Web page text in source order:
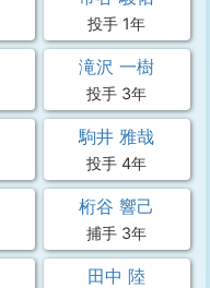
投手 1年
滝沢 一樹
投手 3年
駒井 雅哉
投手 4年
桁谷 響己
捕手 3年
田中 陸